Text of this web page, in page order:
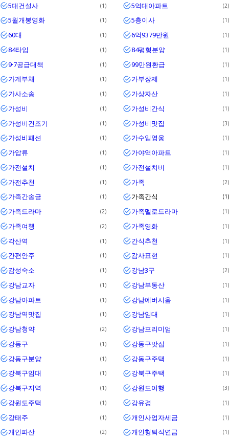
5대건설사 1 5억대아파트 2
5월개봉영화 1 5층이사 1
60대 1 6억9379만원 1
84타입 1 84평형분양 1
9·7공급대책 1 99만원환급 1
가계부채 1 가부장제 1
가사소송 1 가상자산 1
가성비 1 가성비간식 1
가성비건조기 1 가성비맛집 3
가성비패션 1 가수임영웅 1
가압류 1 가야역아파트 1
가전설치 1 가전설치비 1
가전추천 1 가족 2
가족간송금 1 가족간식 1
가족드라마 2 가족멜로드라마 1
가족여행 2 가족영화 1
각산역 1 간식추천 1
간편안주 1 감사표현 1
감성숙소 1 강남3구 2
강남교자 1 강남부동산 1
강남아파트 1 강남에버시움 1
강남역맛집 1 강남임대 1
강남청약 2 강남프리미엄 1
강동구 1 강동구맛집 1
강동구분양 1 강동구주택 1
강북구임대 1 강북구주택 1
강북구지역 1 강원도여행 3
강원도주택 1 강유경 1
강태주 1 개인사업자세금 1
개인파산 2 개인형퇴직연금 1